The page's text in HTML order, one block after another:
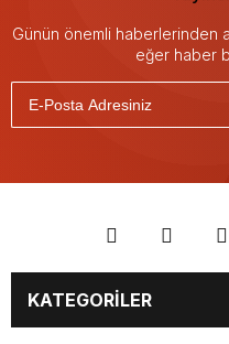
Günün önemli haberlerinden
eğer haber
KATEGORİLER